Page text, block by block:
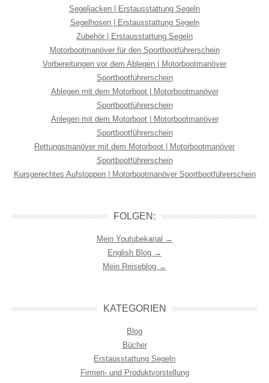
Segeljacken | Erstausstattung Segeln
Segelhosen | Erstausstattung Segeln
Zubehör | Erstausstattung Segeln
Motorbootmanöver für den Sportbootführerschein
Vorbereitungen vor dem Ablegen | Motorbootmanöver
Sportbootführerschein
Ablegen mit dem Motorboot | Motorbootmanöver
Sportbootführerschein
Anlegen mit dem Motorboot | Motorbootmanöver
Sportbootführerschein
Rettungsmanöver mit dem Motorboot | Motorbootmanöver
Sportbootführerschein
Kursgerechtes Aufstoppen | Motorbootmanöver Sportbootführerschein
FOLGEN:
Mein Youtubekanal →
English Blog →
Mein Reiseblog →
KATEGORIEN
Blog
Bücher
Erstausstattung Segeln
Firmen- und Produktvorstellung